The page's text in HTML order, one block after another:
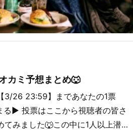
カミ予想まとめ🐺
3/26 23:59】まであなたの1票
る▶︎ 投票はここから視聴者の皆さ
てみました🐺この中に1人以上潜…